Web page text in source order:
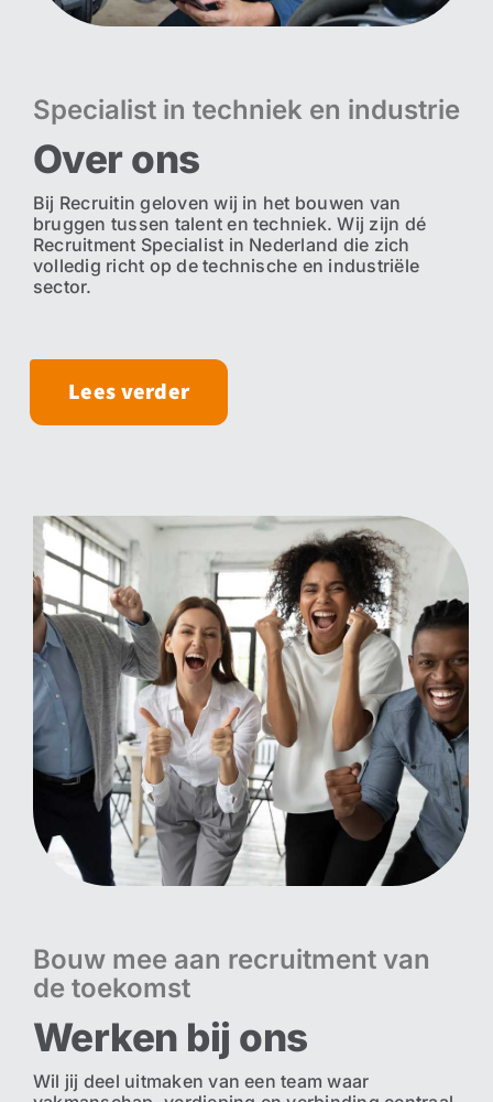
Lees verder
Specialist in techniek en industrie
Over ons
Bij Recruitin geloven wij in het bouwen van
bruggen tussen talent en techniek. Wij zijn dé
Recruitment Specialist in Nederland die zich
volledig richt op de technische en industriële
sector.
Bouw mee aan recruitment van
de toekomst
Werken bij ons
Wil jij deel uitmaken van een team waar